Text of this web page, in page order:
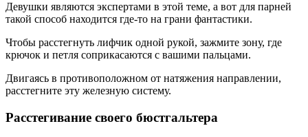
Девушки являются экспертами в этой теме, а вот для парней
такой способ находится где-то на грани фантастики.
Чтобы расстегнуть лифчик одной рукой, зажмите зону, где
крючок и петля соприкасаются с вашими пальцами.
Двигаясь в противоположном от натяжения направлении,
расстегните эту железную систему.
Расстегивание своего бюстгальтера